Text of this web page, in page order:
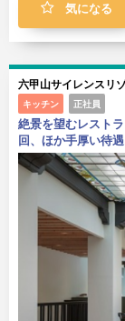
気になる
六甲山サイレンスリ
キッチン 正社員
絶景を望むレスト
回、ほか手厚い待遇